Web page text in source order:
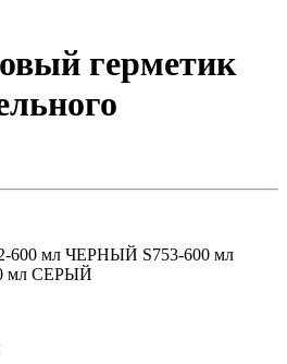
герметик
600 мл ЧЕРНЫЙ S753-600 мл
мл СЕРЫЙ